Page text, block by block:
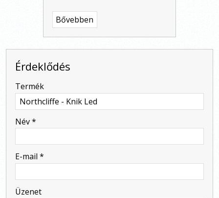
Bővebben
Érdeklődés
-
Termék
Név*
E-mail *
Üzenet